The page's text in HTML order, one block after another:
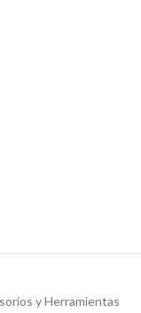
y Herramientas